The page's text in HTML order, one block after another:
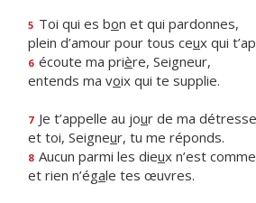
5 Toi qui es bon et qui pardonnes,
plein d’amour pour tous ceux qui
6 écoute ma prière, Seigneur,
entends ma voix qui te supplie.
7 Je t’appelle au jour de ma
et toi, Seigneur, tu me réponds.
8 Aucun parmi les dieux n’est
et rien n’égale tes œuvres.